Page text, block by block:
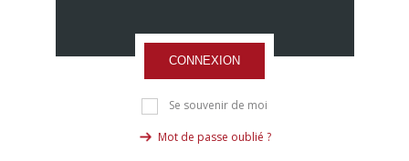
CONNEXION
Se souvenir de moi
Mot de passe oublié ?